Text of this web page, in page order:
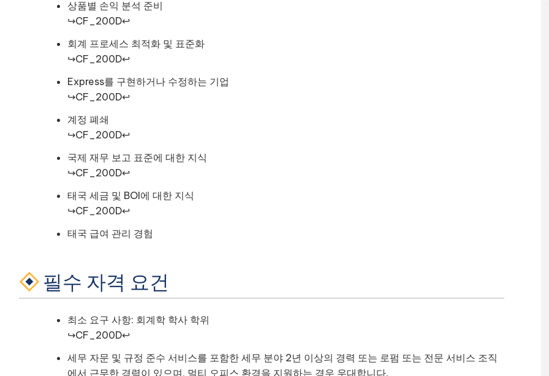
상품별 손익 분석 준비
↪CF_200D↩
회계 프로세스 최적화 및 표준화
↪CF_200D↩
Express를 구현하거나 수정하는 기업
↪CF_200D↩
계정 폐쇄
↪CF_200D↩
국제 재무 보고 표준에 대한 지식
↪CF_200D↩
태국 세금 및 BOI에 대한 지식
↪CF_200D↩
태국 급여 관리 경험
필수 자격 요건
최소 요구 사항: 회계학 학사 학위
↪CF_200D↩
세무 자문 및 규정 준수 서비스를 포함한 세무 분야 2년 이상의 경력 또는 로펌 또는 전문 서비스 조직
에서 근무한 경력이 있으며, 멀티 오피스 환경을 지원하는 경우 우대합니다.